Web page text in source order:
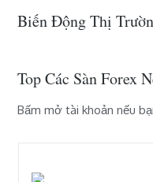
Việt
Biến Động Thị
Top Các Sàn Forex
Bấm mở tài khoản nếu